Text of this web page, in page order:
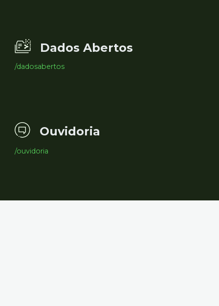
Dados Abertos
/dadosabertos
Ouvidoria
/ouvidoria